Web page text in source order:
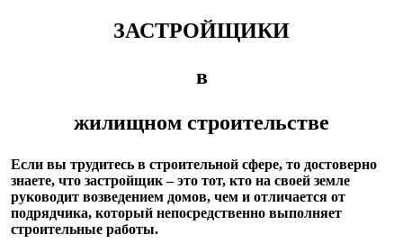
ЗАСТРОЙЩИКИ
в
жилищном строительстве
Если вы трудитесь в строительной сфере, то достоверно
знаете, что застройщик – это тот, кто на своей земле
руководит возведением домов, чем и отличается от
подрядчика, который непосредственно выполняет
строительные работы.